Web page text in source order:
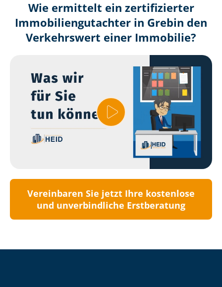
Wie ermittelt ein zertifizierter
Immobilien­gutachter in Grebin den
Verkehrswert einer Immobilie?
Vereinbaren Sie jetzt Ihre kostenlose
und unverbindliche Erstberatung